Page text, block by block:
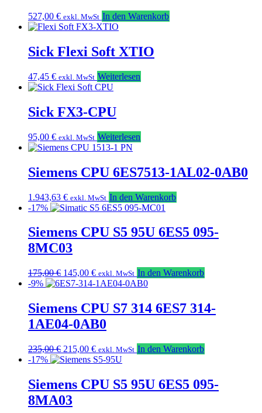
527,00 € exkl. MwSt In den Warenkorb
Sick Flexi Soft XTIO
47,45 € exkl. MwSt Weiterlesen
Sick FX3-CPU
95,00 € exkl. MwSt Weiterlesen
Siemens CPU 6ES7513-1AL02-0AB0
1.943,63 € exkl. MwSt In den Warenkorb
-17%
Siemens CPU S5 95U 6ES5 095-
8MC03
175,00€ Ursprünglicher
Preis
175,00 €
145,00 €Aktueller
Preis
145,00 €.
exkl. MwSt In den Warenkorb
-9%
Siemens CPU S7 314 6ES7 314-
1AE04-0AB0
235,00€ Ursprünglicher
Preis
235,00 €
215,00 €Aktueller
Preis
215,00 €.
exkl. MwSt In den Warenkorb
-17%
Siemens CPU S5 95U 6ES5 095-
8MA03